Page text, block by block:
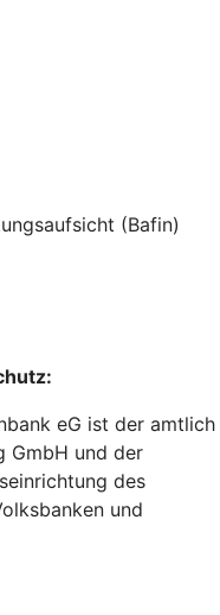
(Bafin)
eG ist der amtlich
GmbH und der
des
und